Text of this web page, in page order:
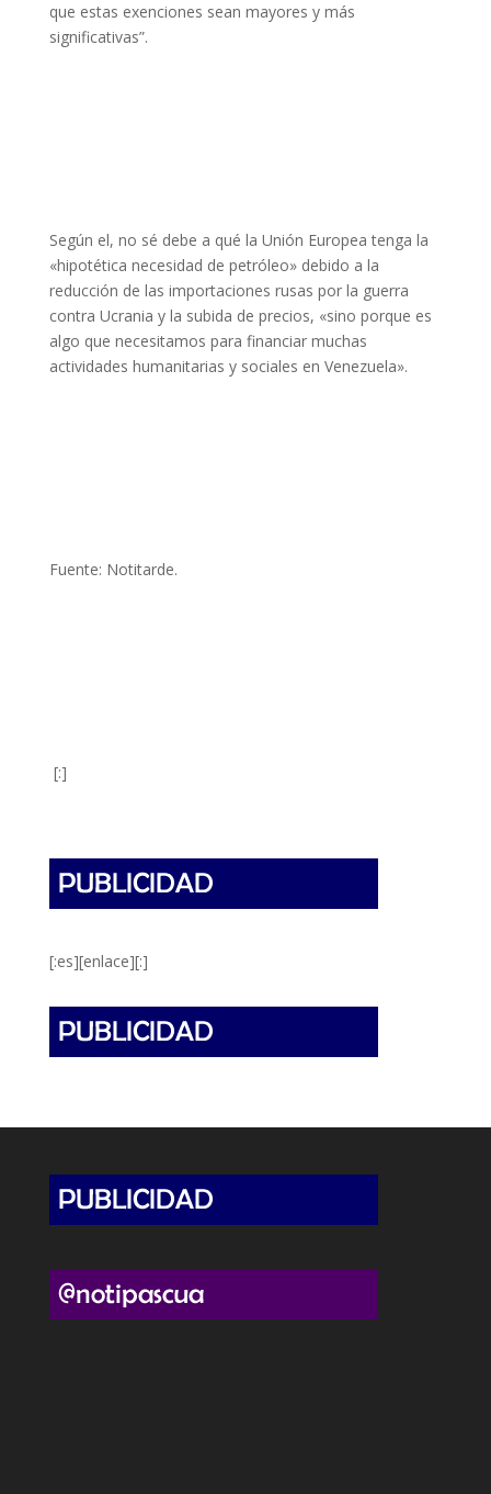
que estas exenciones sean mayores y más
significativas”.
Según el, no sé debe a qué la Unión Europea tenga la
«hipotética necesidad de petróleo» debido a la
reducción de las importaciones rusas por la guerra
contra Ucrania y la subida de precios, «sino porque es
algo que necesitamos para financiar muchas
actividades humanitarias y sociales en Venezuela».
Fuente: Notitarde.
[:]
[:es][enlace][:]